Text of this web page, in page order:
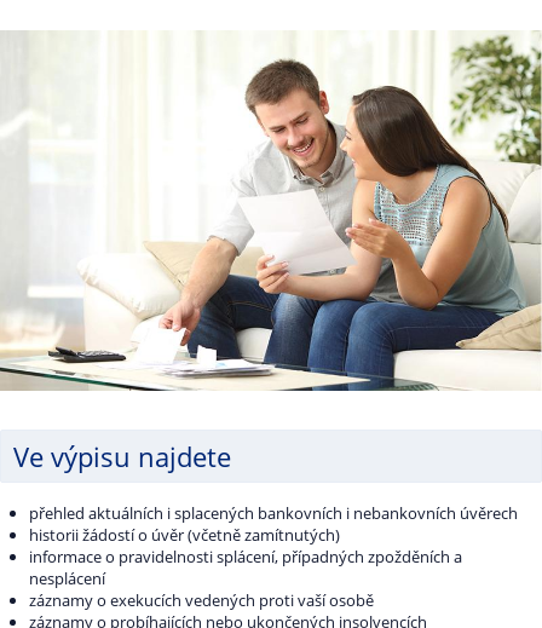
Ve výpisu najdete
přehled aktuálních i splacených bankovních i nebankovních úvěrech
historii žádostí o úvěr (včetně zamítnutých)
informace o pravidelnosti splácení, případných zpožděních a
nesplácení
záznamy o exekucích vedených proti vaší osobě
záznamy o probíhajících nebo ukončených insolvencích